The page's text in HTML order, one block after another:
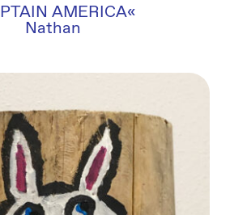
AMERICA«
Nathan